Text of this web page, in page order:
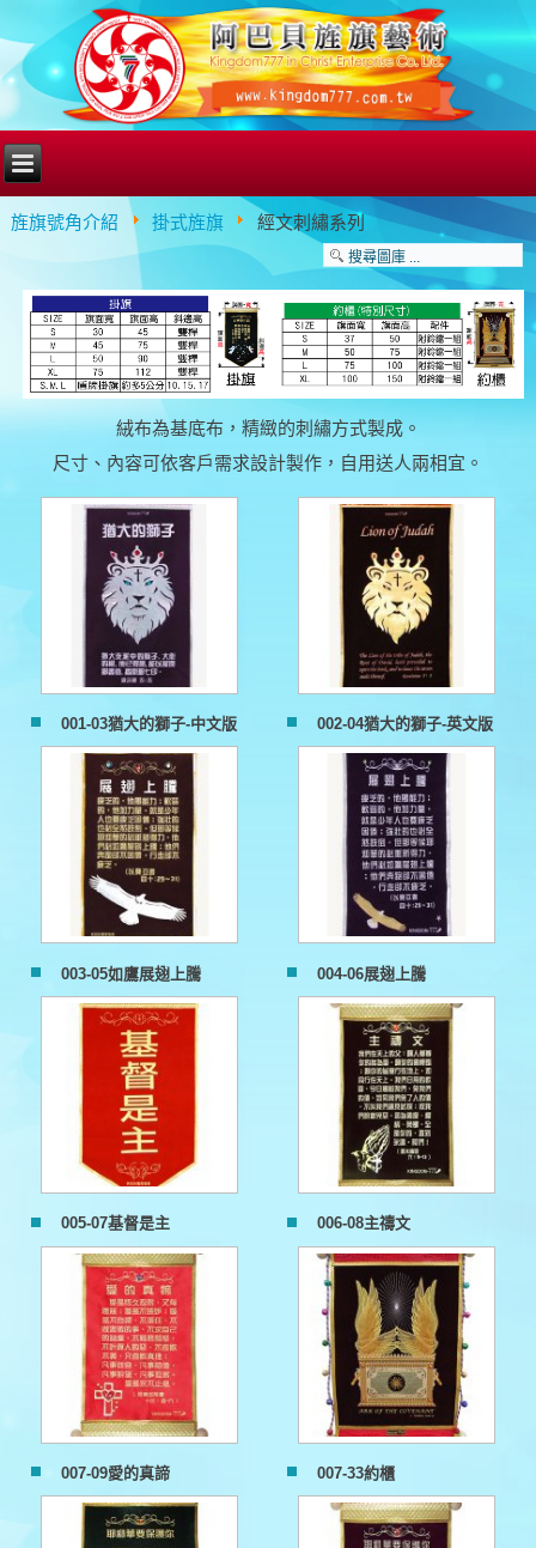
旌旗號角介紹 掛式旌旗 經文刺繡系列
絨布為基底布，精緻的刺繡方式製成。
尺寸、內容可依客戶需求設計製作，自用送人兩相宜。
001-03猶大的獅子-中文版 002-04猶大的獅子-英文版
003-05如鷹展翅上騰 004-06展翅上騰
005-07基督是主 006-08主禱文
007-09愛的真諦 007-33約櫃